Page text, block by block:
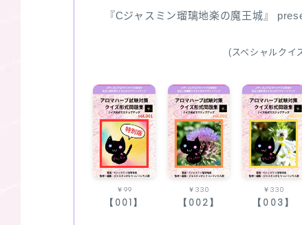
『Cジャスミン瑠璃地楽の魔王城』
(スペシャルクイ
￥99
【001】
￥330
【002】
￥330
【003】